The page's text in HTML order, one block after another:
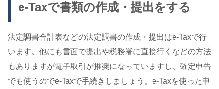
e-Taxで書類の作成・提出をする
法定調書合計表などの法定調書の作成・提出はe-Taxで行
います。他にも書面で提出や税務署に直接行くなどの方法
もありますが電子取引が推奨になっていますし、確定申告
でも使うのでe-Taxで手続きしましょう。e-Taxを使った申